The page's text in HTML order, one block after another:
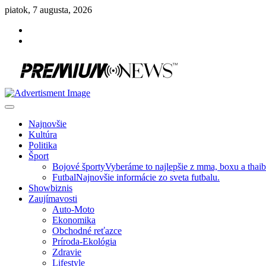
Skip
content
piatok, 7 augusta, 2026
Najnovšie
Kultúra
Politika
Šport
Bojové športyVyberáme to najlepšie z mma, boxu a
FutbalNajnovšie informácie zo sveta futbalu.
Showbiznis
Zaujímavosti
Auto-Moto
Ekonomika
Obchodné reťazce
Príroda-Ekológia
Zdravie
Lifestyle